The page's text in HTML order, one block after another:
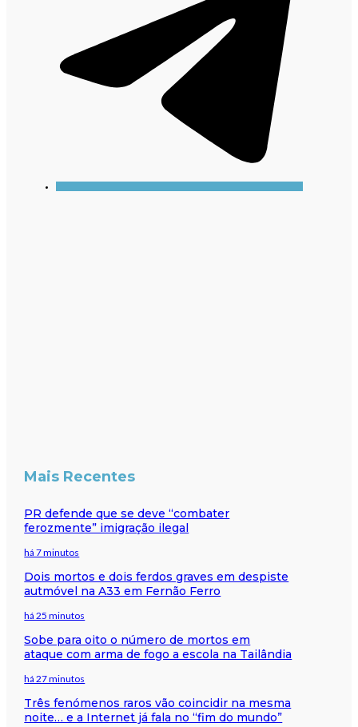
Mais Recentes
PR defende que se deve “combater
ferozmente” imigração ilegal
há 7 minutos
Dois mortos e dois ferdos graves em despiste
autmóvel na A33 em Fernão Ferro
há 25 minutos
Sobe para oito o número de mortos em
ataque com arma de fogo a escola na Tailândia
há 27 minutos
Três fenómenos raros vão coincidir na mesma
noite… e a Internet já fala no “fim do mundo”